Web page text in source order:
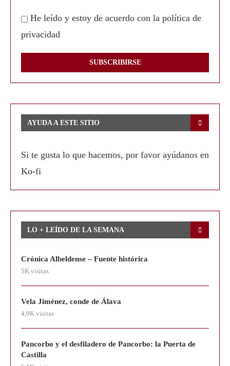
He leído y estoy de acuerdo con la política de
privacidad
AYUDA A ESTE SITIO
Si te gusta lo que hacemos, por favor ayúdanos en
Ko-fi
LO + LEÍDO DE LA SEMANA
Crónica Albeldense – Fuente histórica
5K visitas
Vela Jiménez, conde de Álava
4,9K visitas
Pancorbo y el desfiladero de Pancorbo: la Puerta de
Castilla